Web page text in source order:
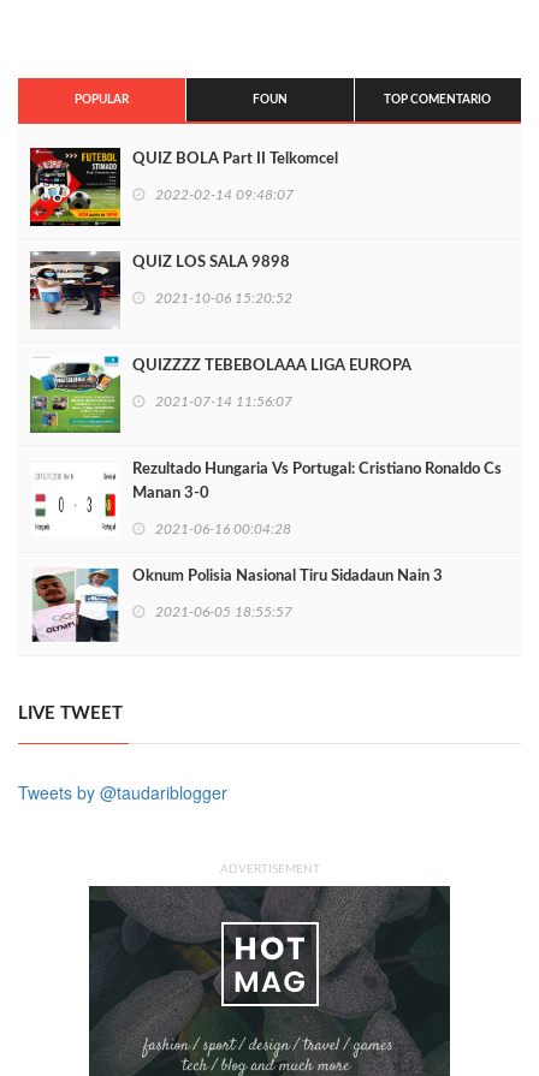
POPULAR FOUN TOP COMENTARIO
QUIZ BOLA Part II Telkomcel
2022-02-14 09:48:07
QUIZ LOS SALA 9898
2021-10-06 15:20:52
QUIZZZZ TEBEBOLAAA LIGA EUROPA
2021-07-14 11:56:07
Rezultado Hungaria Vs Portugal: Cristiano Ronaldo Cs
Manan 3-0
2021-06-16 00:04:28
Oknum Polisia Nasional Tiru Sidadaun Nain 3
2021-06-05 18:55:57
LIVE TWEET
Tweets by @taudariblogger
ADVERTISEMENT